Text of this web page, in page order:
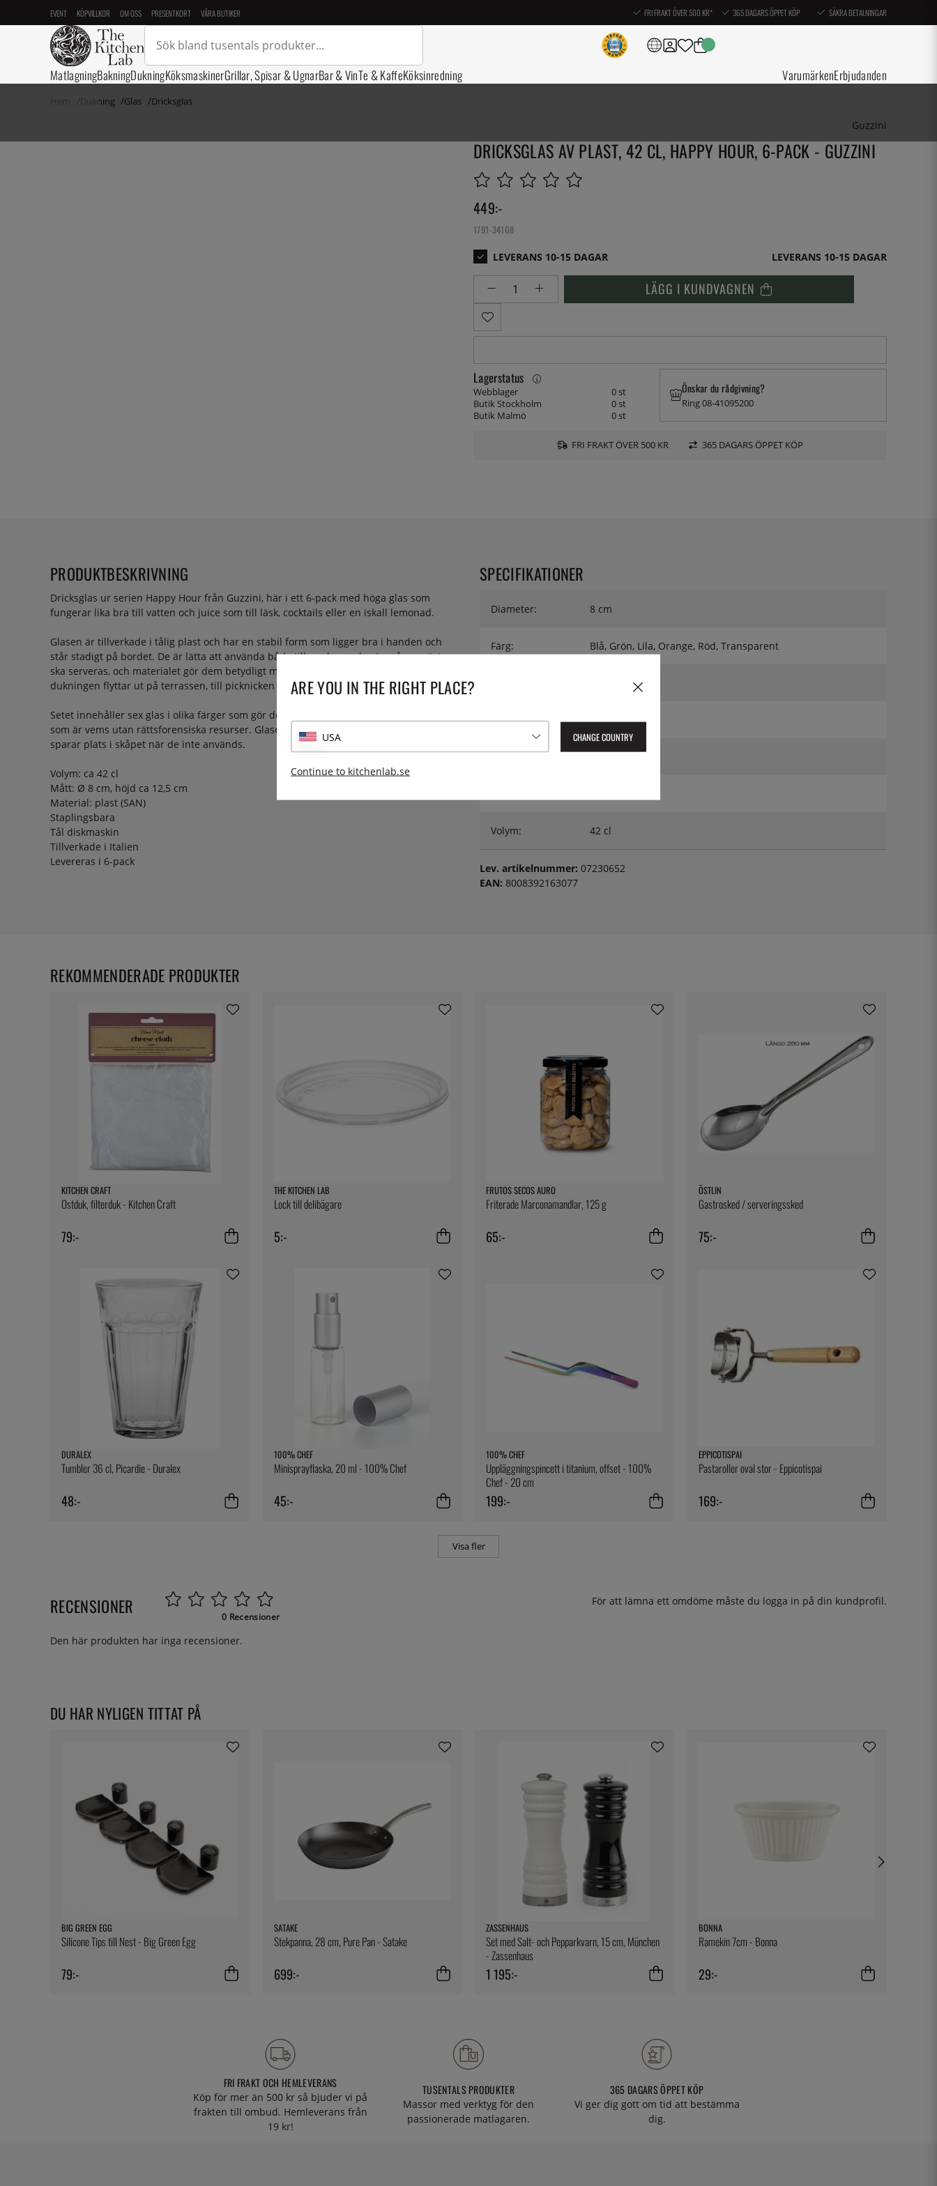
EVENT KÖPVILLKOR OM OSS PRESENTKORT VÅRA BUTIKER FRI FRAKT ÖVER 500 KR* 365 DAGARS ÖPPET KÖP SÄKRA BETALNINGAR
MatlagningBakningDukningKöksmaskinerGrillar, Spisar & UgnarBar & VinTe & KaffeKöksinredning VarumärkenErbjudanden
Dukning Glas Dricksglas
Guzzini
DRICKSGLAS AV PLAST, 42 CL, HAPPY HOUR, 6-PACK - GUZZINI
449:-
1791-34108
LEVERANS 10-15 DAGAR
LÄGG I KUNDVAGNEN
Lagerstatus
Webblager
0 st
Butik Stockholm
0 st
Butik Malmö
0 st
Önskar du rådgivning?
Ring 08-41095200
FRI FRAKT ÖVER 500 KR 365 DAGARS ÖPPET KÖP
PRODUKTBESKRIVNING
Dricksglas ur serien Happy Hour från Guzzini, här i ett 6-pack med höga glas som
fungerar lika bra till vatten och juice som till läsk, cocktails eller en iskall lemonad.
Glasen är tillverkade i tålig plast och har en stabil form som ligger bra i handen och
står stadigt på bordet. De är lätta att använda både till vardags och när många gäster
ska serveras, och materialet gör dem betydligt mer praktiska än traditionella glas när
dukningen flyttar ut på terrassen, till picknicken eller runt grillen.
Setet innehåller sex glas i olika färger som gör det enkelt att hålla reda på vems glas
som är vems utan rättsforensiska resurser. Glasen är dessutom stapelbara, vilket
sparar plats i skåpet när de inte används.
Volym: ca 42 cl
Mått: Ø 8 cm, höjd ca 12,5 cm
Material: plast (SAN)
Staplingsbara
Tål diskmaskin
Tillverkade i Italien
Levereras i 6-pack
SPECIFIKATIONER
Diameter: 8 cm
Färg: Blå, Grön, Lila, Orange, Röd, Transparent
Material: SAN
Serie: Happy Hour
Volym: 42 cl
Lev. artikelnummer: 07230652
EAN: 8008392163077
KITCHEN CRAFT
Ostduk, filterduk - Kitchen Craft
79:-
THE KITCHEN LAB
Lock till delibägare
5:-
FRUTOS SECOS AURO
Friterade Marconamandlar, 125 g
65:-
ÖSTLIN
Gastrosked / serveringssked
75:-
DURALEX
Tumbler 36 cl, Picardie - Duralex
48:-
100% CHEF
Minisprayflaska, 20 ml - 100% Chef
45:-
100% CHEF
Uppläggningspincett i titanium, offset - 100%
Chef - 20 cm
199:-
EPPICOTISPAI
Pastaroller oval stor - Eppicotispai
169:-
Visa fler
REKOMMENDERADE PRODUKTER
RECENSIONER 0 Recensioner
För att lämna ett omdöme måste du logga in på din kundprofil.
Den här produkten har inga recensioner.
DU HAR NYLIGEN TITTAT PÅ
BIG GREEN EGG
Silicone Tips till Nest - Big Green Egg
79:-
SATAKE
Stekpanna, 28 cm, Pure Pan - Satake
699:-
ZASSENHAUS
Set med Salt- och Pepparkvarn, 15 cm, München
- Zassenhaus
1 195:-
BONNA
Ramekin 7cm - Bonna
29:-
FRI FRAKT OCH HEMLEVERANS
Köp för mer än 500 kr så bjuder vi på
frakten till ombud. Hemleverans från
19 kr!
TUSENTALS PRODUKTER
Massor med verktyg för den
passionerade matlagaren.
365 DAGARS ÖPPET KÖP
Vi ger dig gott om tid att bestämma
dig.
ARE YOU IN THE RIGHT PLACE?
USA CHANGE COUNTRY
Continue to kitchenlab.se